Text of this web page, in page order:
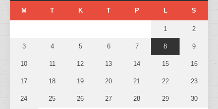
M T K T P L S
1 2
3 4 5 6 7 8 9
10 11 12 13 14 15 16
17 18 19 20 21 22 23
24 25 26 27 28 29 30